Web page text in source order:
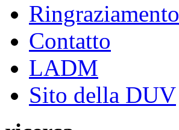
Ringraziamento
Contatto
LADM
Sito della DUV